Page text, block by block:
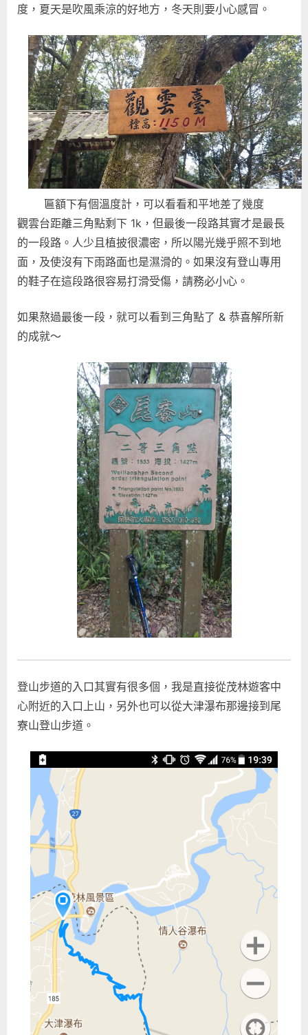
度，夏天是吹風乘涼的好地方，冬天則要小心感冒。
匾額下有個溫度計，可以看看和平地差了幾度
觀雲台距離三角點剩下 1k，但最後一段路其實才是最長
的一段路。人少且植披很濃密，所以陽光幾乎照不到地
面，及使沒有下雨路面也是濕滑的。如果沒有登山專用
的鞋子在這段路很容易打滑受傷，請務必小心。
如果熬過最後一段，就可以看到三角點了 & 恭喜解所新
的成就～
登山步道的入口其實有很多個，我是直接從茂林遊客中
心附近的入口上山，另外也可以從大津瀑布那邊接到尾
寮山登山步道。